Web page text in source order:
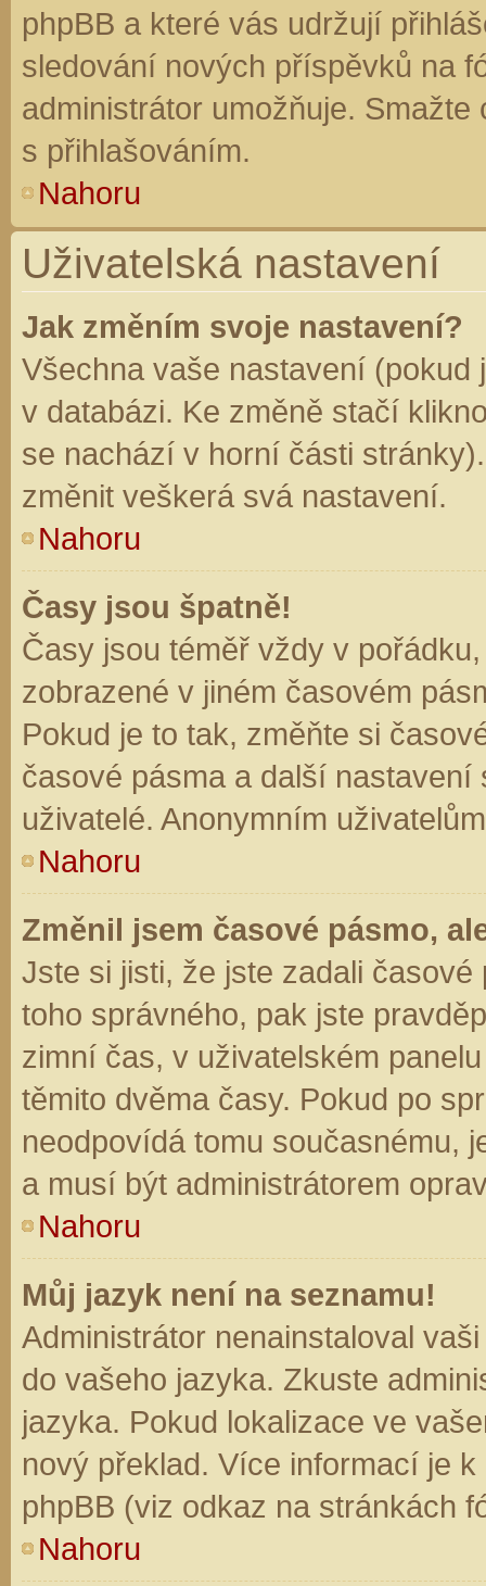
phpBB a které vás udržují
sledování nových příspěvků na
administrátor umožňuje.
s přihlašováním.
Nahoru
Uživatelská nastavení
Jak změním svoje nastavení?
Všechna vaše nastavení (pokud
v databázi. Ke změně stačí
se nachází v horní části
změnit veškerá svá nastavení.
Nahoru
Časy jsou špatně!
Časy jsou téměř vždy v
zobrazené v jiném časovém
Pokud je to tak, změňte si
časové pásma a další
uživatelé. Anonymním
Nahoru
Změnil jsem časové pásmo,
Jste si jisti, že jste zadali
toho správného, pak jste
zimní čas, v uživatelském
těmito dvěma časy. Pokud po
neodpovídá tomu současnému,
a musí být administrátorem
Nahoru
Můj jazyk není na seznamu!
Administrátor nenainstaloval
do vašeho jazyka. Zkuste
jazyka. Pokud lokalizace ve
nový překlad. Více informací je
phpBB (viz odkaz na stránkách
Nahoru